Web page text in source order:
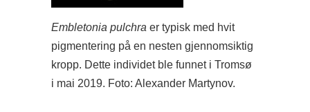
Embletonia pulchra er typisk med hvit
pigmentering på en nesten gjennomsiktig
kropp. Dette individet ble funnet i Tromsø
i mai 2019. Foto: Alexander Martynov.